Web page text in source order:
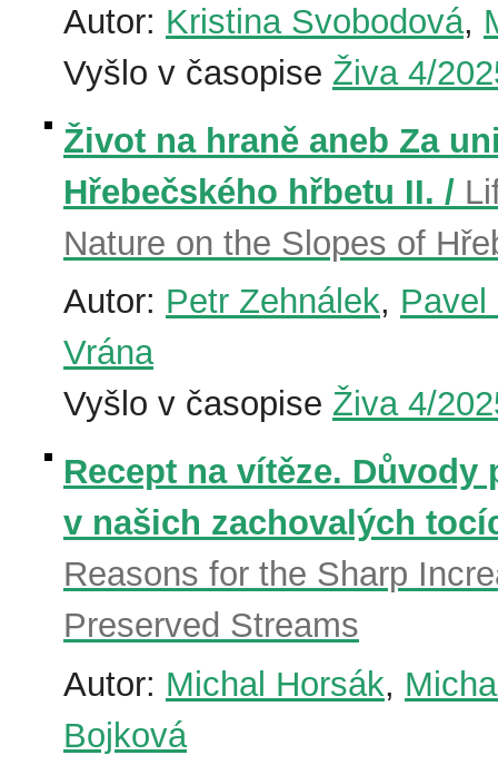
Autor: Kristina Svobodová,
Vyšlo v časopise Živa 4/
Život na hraně aneb Za
Hřebečského hřbetu II. /
Nature on the Slopes of
Autor: Petr Zehnálek, Pavel
Vrána
Vyšlo v časopise Živa 4/
Recept na vítěze.
v našich zachovalých
Reasons for the Sharp
Preserved Streams
Autor: Michal Horsák,
Bojková